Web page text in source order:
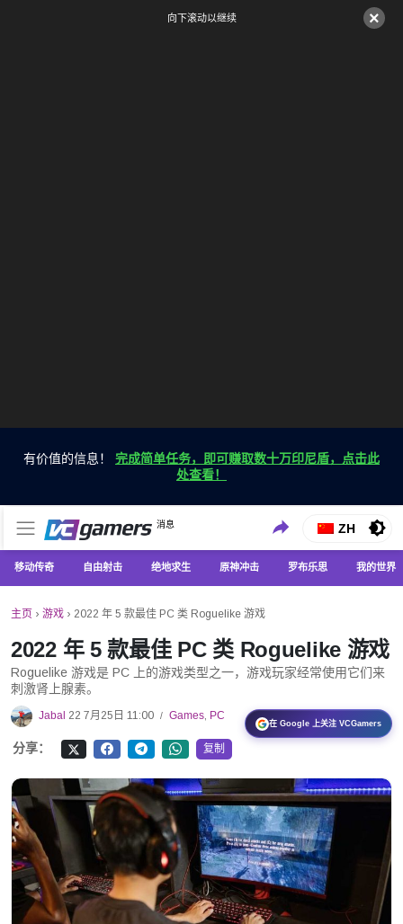
×
向下滚动以继续
有价值的信息！ 完成简单任务，即可赚取数十万印尼盾，点击此
处查看！
VC游戏新闻
消息
仅在 VCGamers 获取最新的游戏新闻
ZH
移动传奇 自由射击 绝地求生 原神冲击 罗布乐思 我的世界
主页 › 游戏 › 2022 年 5 款最佳 PC 类 Roguelike 游戏
2022 年 5 款最佳 PC 类 Roguelike 游戏
Roguelike 游戏是 PC 上的游戏类型之一，游戏玩家经常使用它们来
刺激肾上腺素。
Jabal 22 7月25日 11:00 / Games, PC
在 Google 上关注 VCGamers
分享： 复制